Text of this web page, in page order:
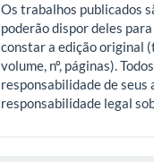
Os trabalhos publicados
poderão dispor deles
constar a edição original
volume, nº, páginas).
responsabilidade de seus
responsabilidade legal